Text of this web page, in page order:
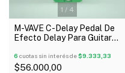
1 / 4
M-VAVE C-Delay Pedal De
Efecto Delay Para Guitarra
6 cuotas sin interés de$9.333,33
$56.000,00